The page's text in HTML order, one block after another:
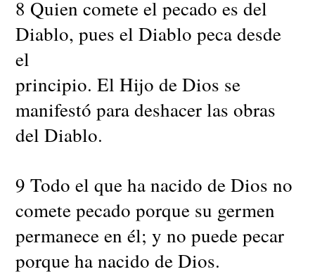
8 Quien comete el pecado es del
Diablo, pues el Diablo peca desde
el
principio. El Hijo de Dios se
manifestó para deshacer las obras
del Diablo.
9 Todo el que ha nacido de Dios no
comete pecado porque su germen
permanece en él; y no puede pecar
porque ha nacido de Dios.